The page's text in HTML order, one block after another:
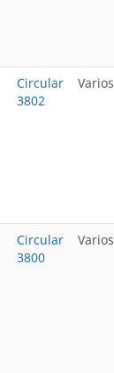
Circular
3802
Varios
Circular
3800
Varios